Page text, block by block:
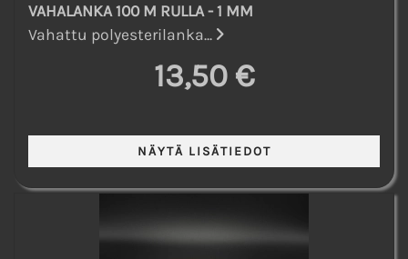
VAHALANKA 100 M RULLA - 1 MM
Vahattu polyesterilanka...
13,50 €